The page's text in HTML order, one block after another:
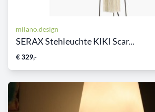
milano.design
SERAX Stehleuchte KIKI Scar...
€ 329,-